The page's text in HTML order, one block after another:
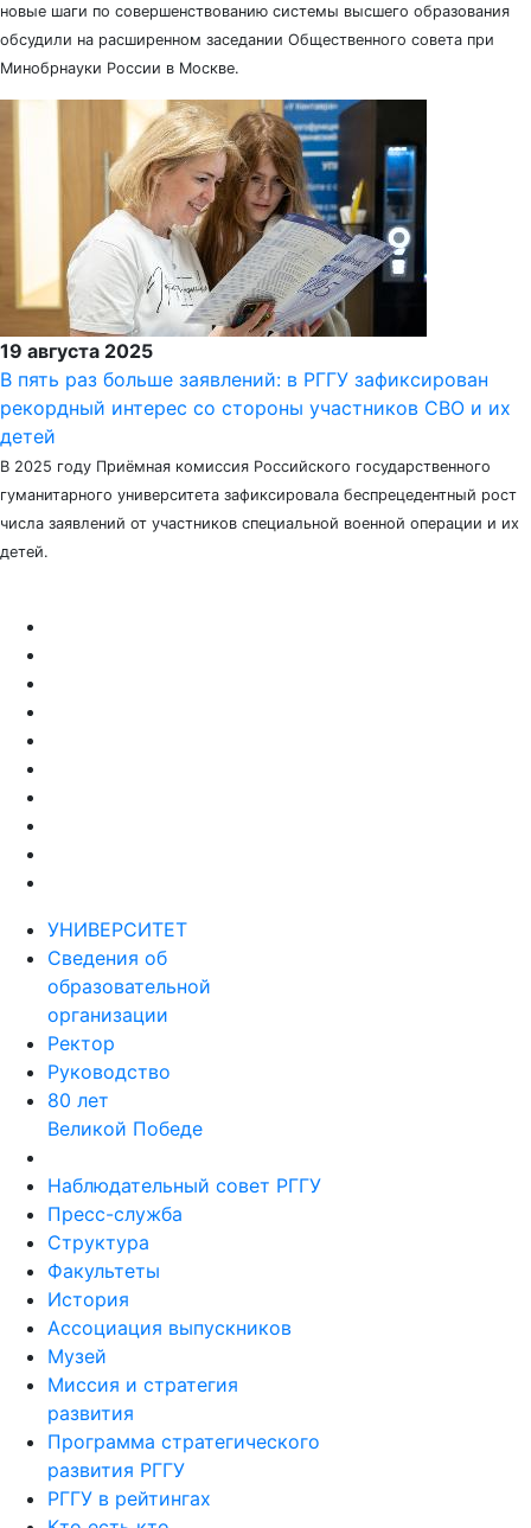
новые шаги по совершенствованию системы высшего образования
обсудили на расширенном заседании Общественного совета при
Минобрнауки России в Москве.
19 августа 2025
В пять раз больше заявлений: в РГГУ зафиксирован
рекордный интерес со стороны участников СВО и их
детей
В 2025 году Приёмная комиссия Российского государственного
гуманитарного университета зафиксировала беспрецедентный рост
числа заявлений от участников специальной военной операции и их
детей.
УНИВЕРСИТЕТ
Сведения об
образовательной
организации
Ректор
Руководство
80 лет
Великой Победе
Наблюдательный совет РГГУ
Пресс-служба
Структура
Факультеты
История
Ассоциация выпускников
Музей
Миссия и стратегия
развития
Программа стратегического
развития РГГУ
РГГУ в рейтингах